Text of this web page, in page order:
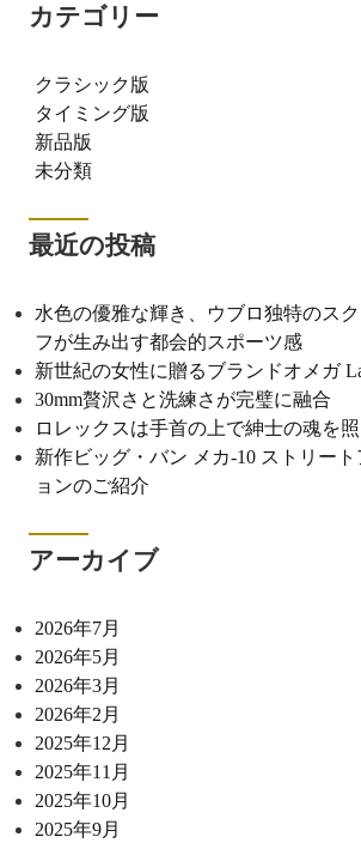
カテゴリー
クラシック版
タイミング版
新品版
未分類
最近の投稿
水色の優雅な輝き、ウブロ独特のス
フが生み出す都会的スポーツ感
新世紀の女性に贈るブランドオメガ
30mm贅沢さと洗練さが完璧に融合
ロレックスは手首の上で紳士の魂を
新作ビッグ・バン メカ-10 ストリー
ョンのご紹介
アーカイブ
2026年7月
2026年5月
2026年3月
2026年2月
2025年12月
2025年11月
2025年10月
2025年9月